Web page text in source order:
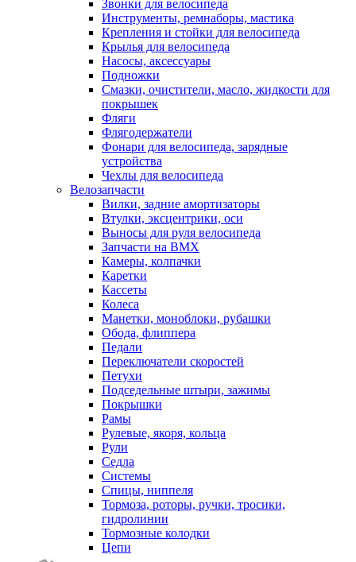
Звонки для велосипеда
Инструменты, ремнаборы, мастика
Крепления и стойки для велосипеда
Крылья для велосипеда
Насосы, аксессуары
Подножки
Смазки, очистители, масло, жидкости для
покрышек
Фляги
Флягодержатели
Фонари для велосипеда, зарядные
устройства
Чехлы для велосипеда
Велозапчасти
Вилки, задние амортизаторы
Втулки, эксцентрики, оси
Выносы для руля велосипеда
Запчасти на BMX
Камеры, колпачки
Каретки
Кассеты
Колеса
Манетки, моноблоки, рубашки
Обода, флиппера
Педали
Переключатели скоростей
Петухи
Подседельные штыри, зажимы
Покрышки
Рамы
Рулевые, якоря, кольца
Рули
Седла
Системы
Спицы, ниппеля
Тормоза, роторы, ручки, тросики,
гидролинии
Тормозные колодки
Цепи